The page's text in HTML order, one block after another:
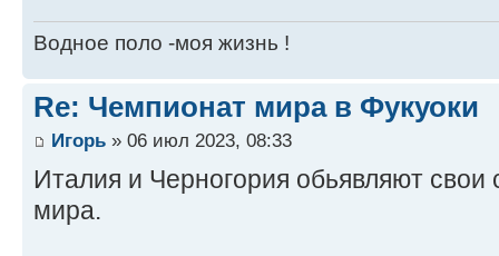
Водное поло -моя жизнь !
Re: Чемпионат мира в Фукуоки
Игорь » 06 июл 2023, 08:33
Италия и Черногория обьявляют
мира.